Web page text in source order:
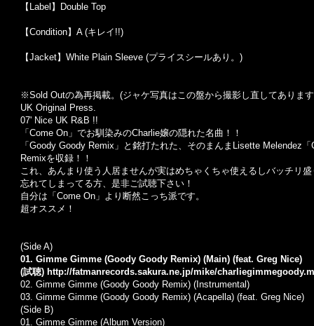
【Label】Double Top
【Condition】A (キレイ!!)
【Jacket】White Plain Sleeve (プライスシールあり。)
※Sold Outの為再掲載。 (ジャケ写真はこの盤から撮影し直してありま
UK Original Press.
07' Nice UK R&B !!
「Come On」でお馴染みのCharlie嬢の隠れた名曲！！
「Goody Goody Remix」と銘打たれた、そのまんまLisette Melendez
Remixを収録！！
これ、あんまり使う人居ませんが実はめちゃくちゃ使えるしバッチリ
忘れてしまってる方、是非ご試聴下さい！
自分は「Come On」より断然こっち派です。
超オススメ！
(Side A)
01. Gimme Gimme (Goody Goody Remix) (Main) (feat. Greg Nice)
(試聴) http://fatmanrecords.sakura.ne.jp/mike/
02. Gimme Gimme (Goody Goody Remix) (Instrumental)
03. Gimme Gimme (Goody Goody Remix) (Acapella) (feat. Greg Nice)
(Side B)
01. Gimme Gimme (Album Version)